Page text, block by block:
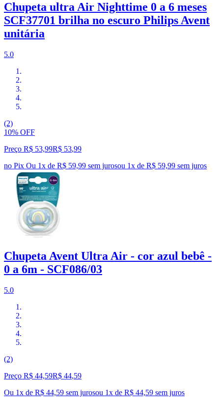
Chupeta ultra Air Nighttime 0 a 6 meses
SCF37701 brilha no escuro Philips Avent
unitária
5.0
(2)
10% OFF
Preço R$ 53,99R$ 53,99
no Pix Ou 1x de R$ 59,99 sem jurosou 1x de R$ 59,99 sem juros
Chupeta Avent Ultra Air - cor azul bebê -
0 a 6m - SCF086/03
5.0
(2)
Preço R$ 44,59R$ 44,59
Ou 1x de R$ 44,59 sem jurosou 1x de R$ 44,59 sem juros